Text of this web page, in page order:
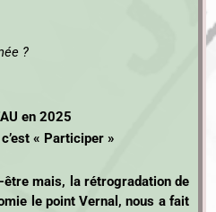
?
en 2025
« Participer »
être mais, la rétrogradation de
le point Vernal, nous a fait